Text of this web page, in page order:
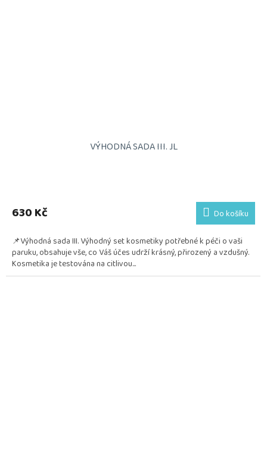
VÝHODNÁ SADA III. JL
produktu
je
z
5
hvězdiček.
630 Kč Do košíku
📌Výhodná sada III. Výhodný set kosmetiky potřebné k péči o vaši
paruku, obsahuje vše, co Váš účes udrží krásný, přirozený a vzdušný.
Kosmetika je testována na citlivou...